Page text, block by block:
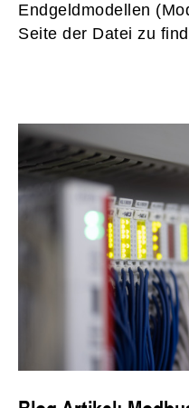
Endgeldmodellen
Seite der Datei zu